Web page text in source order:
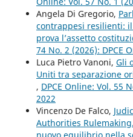
Angela Di Gregorio,
contrappesi resilienti:
prova l’assetto
74 No. 2 (2026): DPCE
Luca Pietro Vanoni, Gli
Uniti tra separazione
, DPCE Online: Vol. 55
2022
Vincenzo De Falco,
Authorities